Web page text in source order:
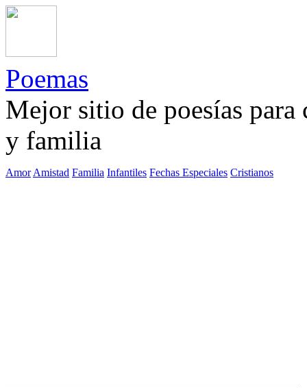
Poemas
Mejor sitio de poesías
y familia
Amor Amistad Familia Infantiles Fechas Especiales Cristianos